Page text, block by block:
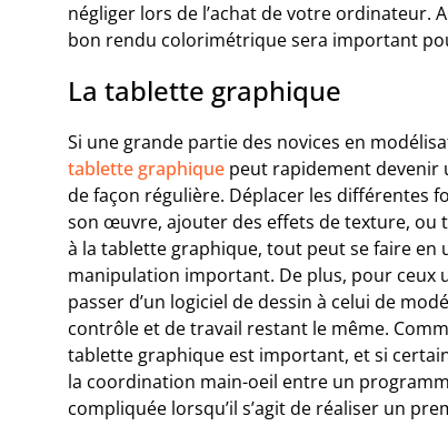
négliger lors de l’achat de votre ordinateur.
bon rendu colorimétrique sera important
La tablette graphique
Si une grande partie des novices en
tablette graphique peut rapidement devenir
de façon régulière. Déplacer les différentes
son œuvre, ajouter des effets de texture, ou
à la tablette graphique, tout peut se faire
manipulation important. De plus, pour ceux
passer d’un logiciel de dessin à celui de
contrôle et de travail restant le même.
tablette graphique est important, et si
la coordination main-oeil entre un
compliquée lorsqu’il s’agit de réaliser un